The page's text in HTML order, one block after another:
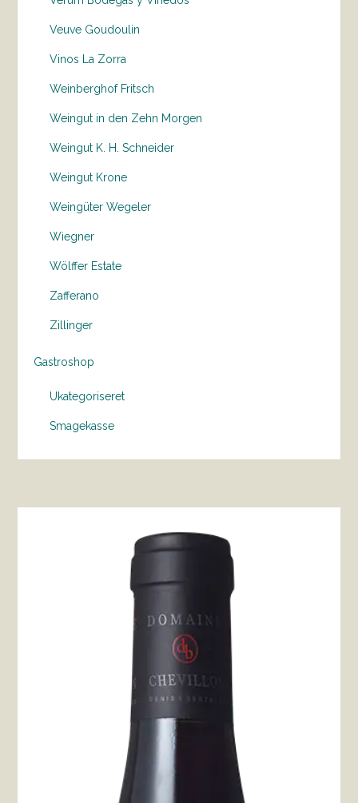
Veuve Goudoulin
Vinos La Zorra
Weinberghof Fritsch
Weingut in den Zehn Morgen
Weingut K. H. Schneider
Weingut Krone
Weingüter Wegeler
Wiegner
Wölffer Estate
Zafferano
Zillinger
Gastroshop
Ukategoriseret
Smagekasse